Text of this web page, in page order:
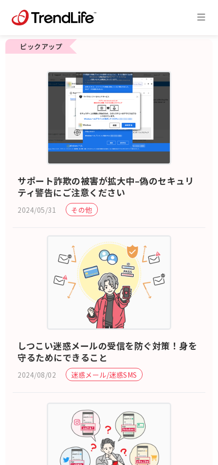
ピックアップ
サポート詐欺の被害が拡大中–偽のセキュリ
ティ警告にご注意ください
2024/05/31 その他
しつこい迷惑メールの受信を防ぐ対策！身を
守るためにできること
2024/08/02 迷惑メール/迷惑SMS